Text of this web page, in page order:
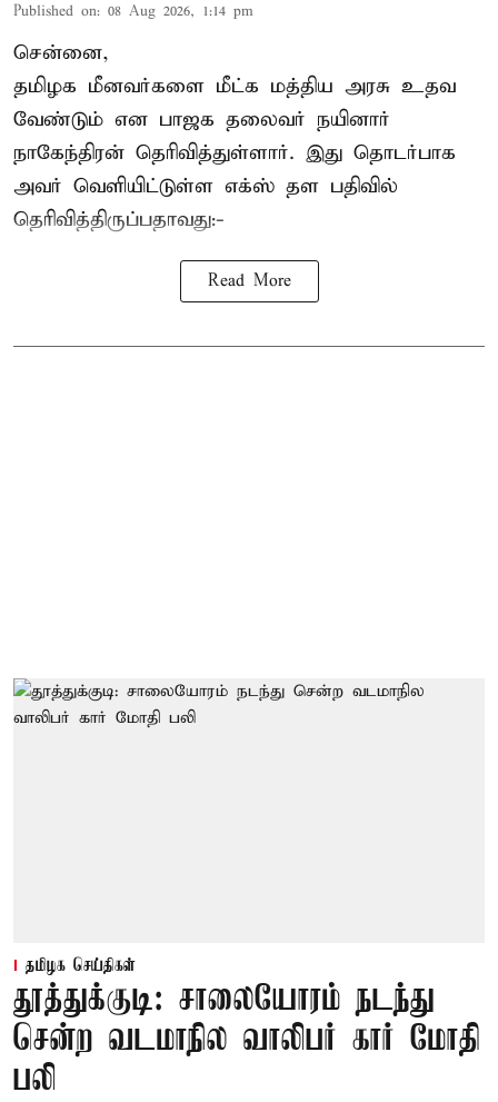
Published on: 08 Aug 2026, 1:14 pm
சென்னை,
தமிழக மீனவர்களை மீட்க மத்திய அரசு உதவ
வேண்டும் என பாஜக தலைவர் நயினார்
நாகேந்திரன் தெரிவித்துள்ளார். இது தொடர்பாக
அவர் வெளியிட்டுள்ள எக்ஸ் தள பதிவில்
தெரிவித்திருப்பதாவது:-
Read More
தமிழக செய்திகள்
தூத்துக்குடி: சாலையோரம் நடந்து
சென்ற வடமாநில வாலிபர் கார் மோதி
பலி